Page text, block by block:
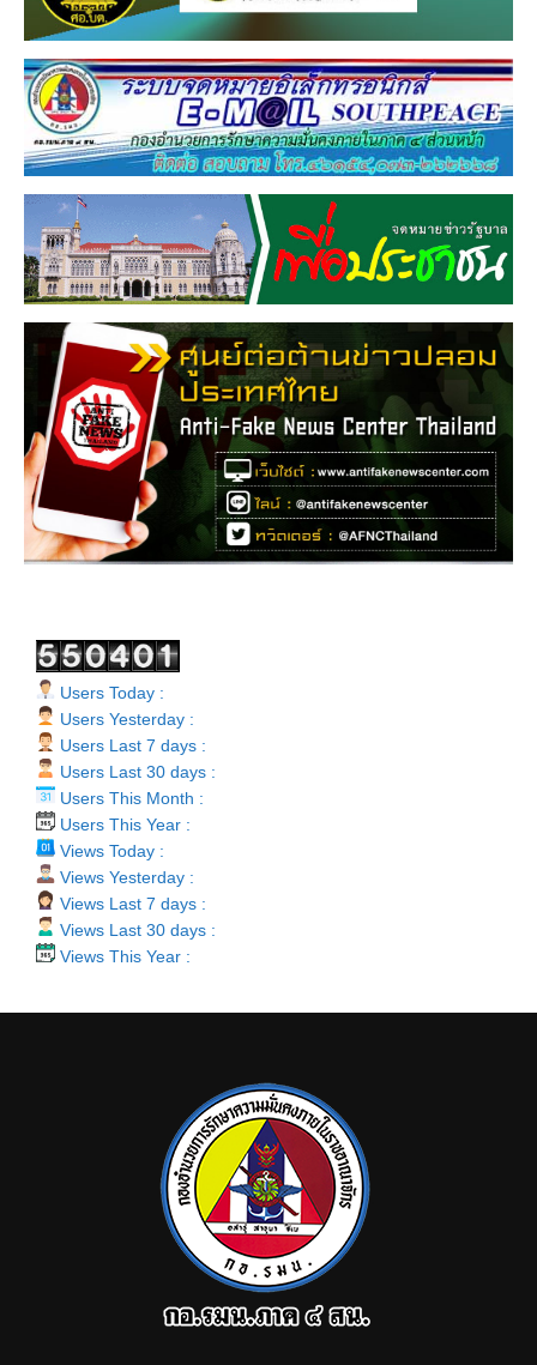
Users Today :
Users Yesterday :
Users Last 7 days :
Users Last 30 days :
Users This Month :
Users This Year :
Views Today :
Views Yesterday :
Views Last 7 days :
Views Last 30 days :
Views This Year :